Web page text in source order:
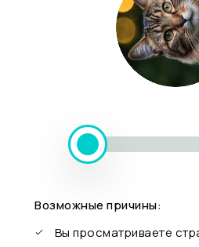
Возможные причины:
Вы просматриваете